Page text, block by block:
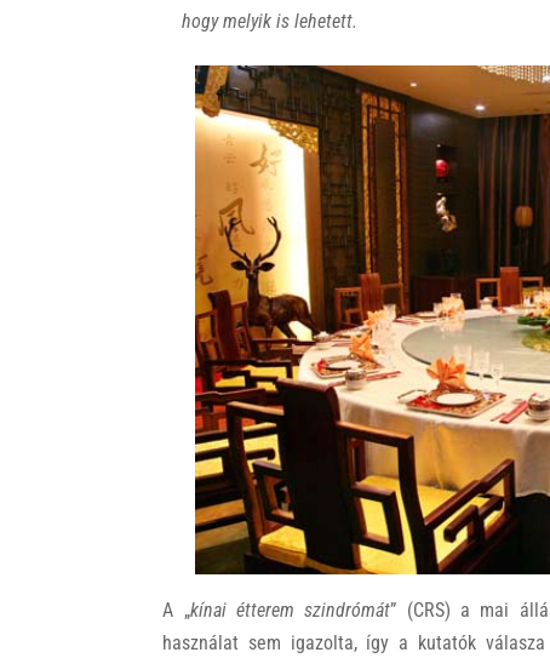
hogy melyik is lehetett.
A „kínai étterem szindrómát” (CRS) a mai
használat sem igazolta, így a kutatók